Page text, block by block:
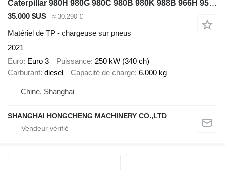
Caterpillar 980H 980G 980C 980B 980K 988B 966H 950H
35.000 $US ≈ 30.290 €
Matériel de TP - chargeuse sur pneus
2021
Euro Euro 3 Puissance 250 kW (340 ch)
Carburant diesel Capacité de charge 6.000 kg
Chine, Shanghai
SHANGHAI HONGCHENG MACHINERY CO.,LTD